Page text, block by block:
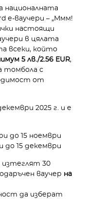
националната
е-ваучери – „Ммм!
настоящи
в цялата
всеки, който
5 лв./2.56 EUR,
томбола с
от
2025 г. и е
до 15 ноември
до 15 декември
изтеглят 30
ваучер на
да изберат